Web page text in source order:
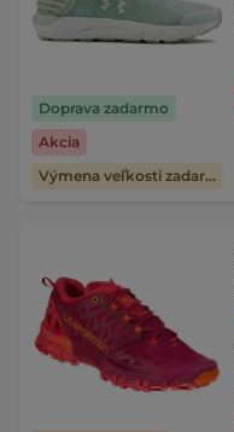
Doprava zadarmo
Akcia
Výmena veľkosti zadarmo